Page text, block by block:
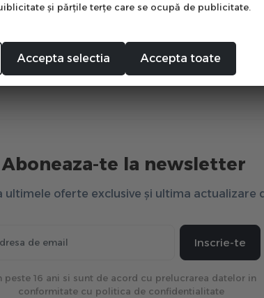
Aboneaza-te la newsletter
ultimele oferte exclusive și ultima actualizare
Inscrie-te
peste 16 ani si sunt de acord cu prelucrarea datelor in
conformitate cu politica de confidentialitate
şi părţile terţe care se ocupă de publicitate.
Accepta selectia Accepta toate